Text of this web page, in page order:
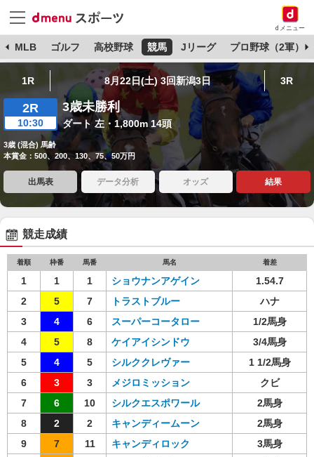
dメニュー
MLB ゴルフ 高校野球 競馬 Jリーグ プロ野球（2軍）
1R 8月22日(土) 3回新潟3日 3R
2R
10:30
3歳未勝利
ダート 左・1,800m 14頭
3歳 (混合) 馬齢
本賞金：500、200、130、75、50万円
出馬表 データ分析 オッズ 結果
競走成績
着順 枠番 馬番 馬名 着差
1 1 1 ショウナンアゲイン
1.54.7
2
5 7 トラストブルー
ハナ
3
4 6 スーパーコータロー
1/2馬身
4
5 8 ケイアイシンドウ
3/4馬身
5
4 5 シルククレヴァー
1 1/2馬身
6
3 3 メジロミッション
クビ
7
6 10 シルクエスポワール
2馬身
8
2 2 キャンディームーン
2馬身
9
7 11 キャンディロック
3馬身